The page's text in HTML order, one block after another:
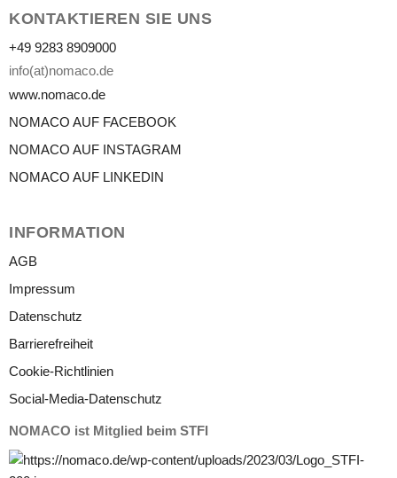
KONTAKTIEREN SIE UNS
+49 9283 8909000
info(at)nomaco.de
www.nomaco.de
NOMACO AUF FACEBOOK
NOMACO AUF INSTAGRAM
NOMACO AUF LINKEDIN
INFORMATION
AGB
Impressum
Datenschutz
Barrierefreiheit
Cookie-Richtlinien
Social-Media-Datenschutz
NOMACO ist Mitglied beim STFI